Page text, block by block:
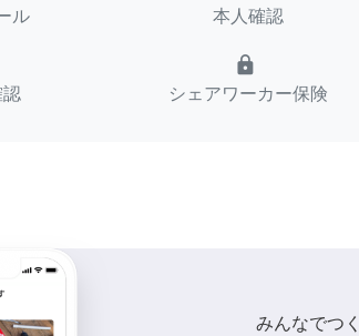
ル 本人確認
lock
シェアワーカー保険
みんなでつ